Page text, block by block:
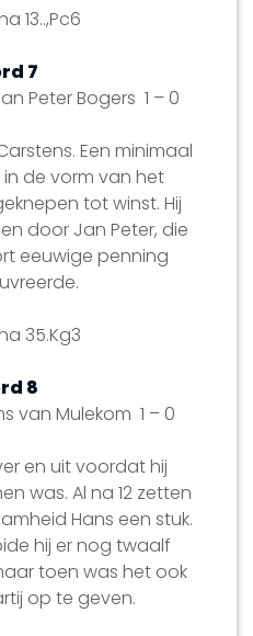
13..,Pc6
7
Peter Bogers 1 – 0
Een minimaal
de vorm van het
tot winst. Hij
door Jan Peter, die
eeuwige penning
35.Kg3
8
van Mulekom 1 – 0
en uit voordat hij
was. Al na 12 zetten
Hans een stuk.
hij er nog twaalf
toen was het ook
op te geven.